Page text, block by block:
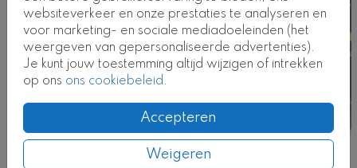
websiteverkeer en onze prestaties te analyseren en
voor marketing- en sociale mediadoeleinden (het
weergeven van gepersonaliseerde advertenties).
Je kunt jouw toestemming altijd wijzigen of intrekken
op ons ons cookiebeleid.
Accepteren
Weigeren